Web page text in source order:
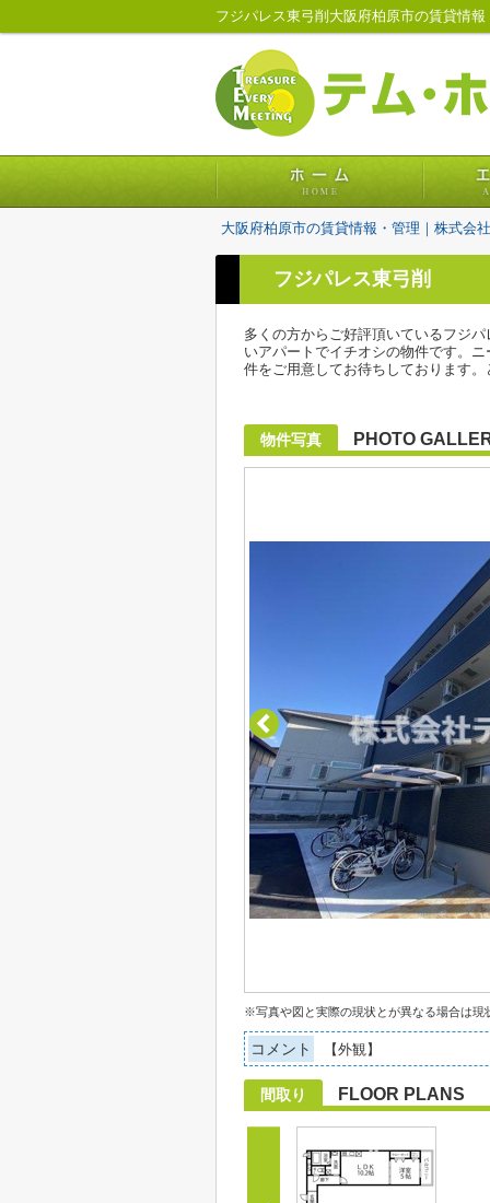
フジパレス東弓削大阪府柏原市の賃貸情
大阪府柏原市の賃貸情報・管理｜株式会
フジパレス東弓削
多くの方からご好評頂いているフジ
いアパートでイチオシの物件です。
件をご用意してお待ちしております。
物件写真 PHOTO
※写真や図と実際の現状とが異なる場合は現
コメント 【外観】
間取り FLOOR PLANS